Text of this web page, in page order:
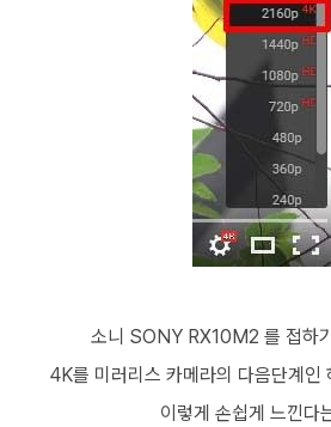
소니 SONY RX10M2 를 접하
4K를 미러리스 카메라의 다음단계인
이렇게 손쉽게 느낀다